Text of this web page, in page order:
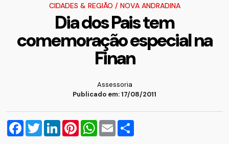
CIDADES & REGIÃO / NOVA ANDRADINA
Dia dos Pais tem
comemoração especial na
Finan
Assessoria
Publicado em: 17/08/2011
Facebook
TwitterLinkedInPinterestWhatsApp
Email